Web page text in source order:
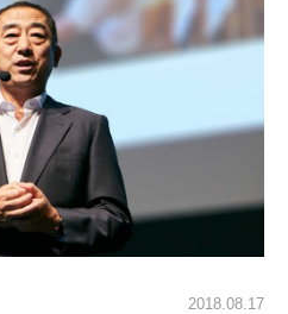
2018.08.17